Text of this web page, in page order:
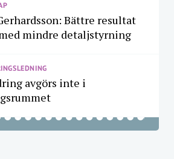
Bättre resultat
mindre detaljstyrning
avgörs inte i